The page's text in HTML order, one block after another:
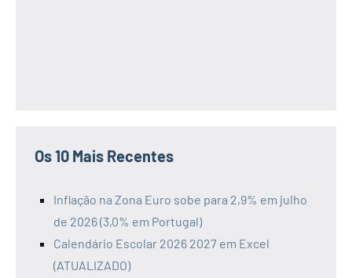
Os 10 Mais Recentes
Inflação na Zona Euro sobe para 2,9% em julho
de 2026 (3,0% em Portugal)
Calendário Escolar 2026 2027 em Excel
(ATUALIZADO)